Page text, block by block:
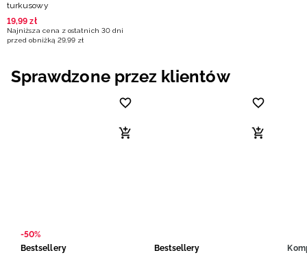
turkusowy
19,99 zł
Najniższa cena z ostatnich 30 dni
przed obniżką 29,99 zł
Sprawdzone przez klientów
-50%
Bestsellery
Bestsellery